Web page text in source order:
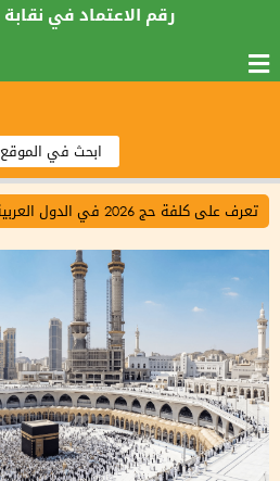
رقم الاعتماد في نقابة
تعرف على كلفة حج 2026 في الدول العربية